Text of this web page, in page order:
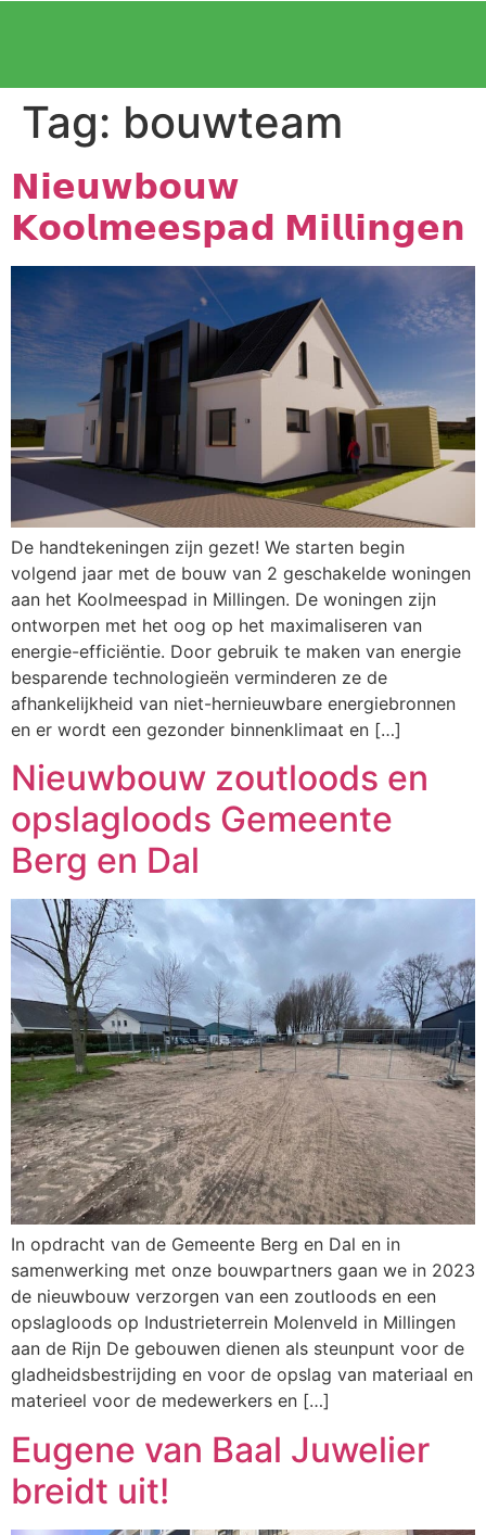
Tag: bouwteam
𝗡𝗶𝗲𝘂𝘄𝗯𝗼𝘂𝘄
𝗞𝗼𝗼𝗹𝗺𝗲𝗲𝘀𝗽𝗮𝗱 𝗠𝗶𝗹𝗹𝗶𝗻𝗴𝗲𝗻
De handtekeningen zijn gezet! We starten begin
volgend jaar met de bouw van 2 geschakelde woningen
aan het Koolmeespad in Millingen. De woningen zijn
ontworpen met het oog op het maximaliseren van
energie-efficiëntie. Door gebruik te maken van energie
besparende technologieën verminderen ze de
afhankelijkheid van niet-hernieuwbare energiebronnen
en er wordt een gezonder binnenklimaat en […]
Nieuwbouw zoutloods en
opslagloods Gemeente
Berg en Dal
In opdracht van de Gemeente Berg en Dal en in
samenwerking met onze bouwpartners gaan we in 2023
de nieuwbouw verzorgen van een zoutloods en een
opslagloods op Industrieterrein Molenveld in Millingen
aan de Rijn De gebouwen dienen als steunpunt voor de
gladheidsbestrijding en voor de opslag van materiaal en
materieel voor de medewerkers en […]
Eugene van Baal Juwelier
breidt uit!